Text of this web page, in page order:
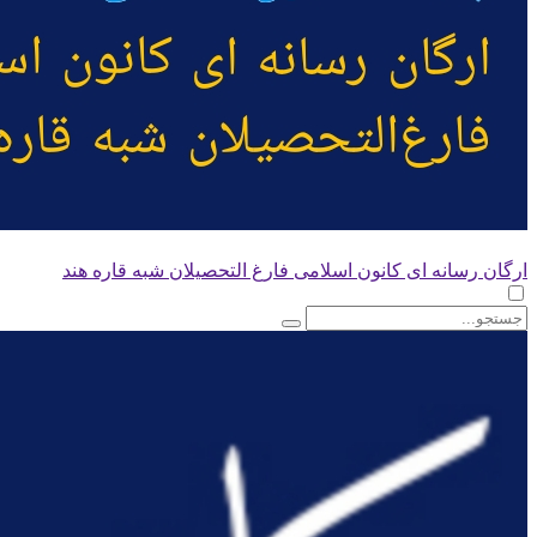
ارگان رسانه ای کانون اسلامی فارغ التحصیلان شبه قاره هند